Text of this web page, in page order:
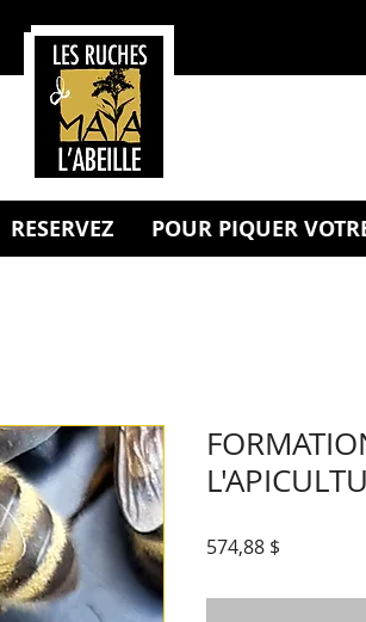
RESERVEZ POUR PIQUER
574,88 $